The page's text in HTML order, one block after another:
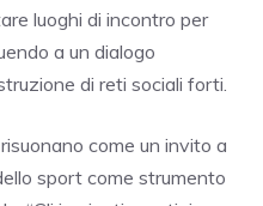
luoghi di incontro per
a un dialogo
di reti sociali forti.
risuonano come un invito a
sport come strumento